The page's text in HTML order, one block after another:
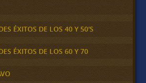
ÉXITOS DE LOS 40 Y 50'S
ÉXITOS DE LOS 60 Y 70